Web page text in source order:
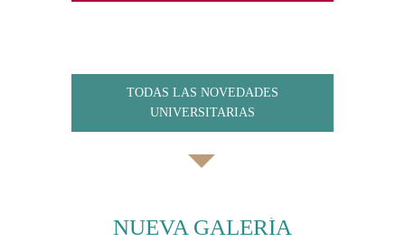
TODAS LAS NOVEDADES
UNIVERSITARIAS
NUEVA GALERÍA